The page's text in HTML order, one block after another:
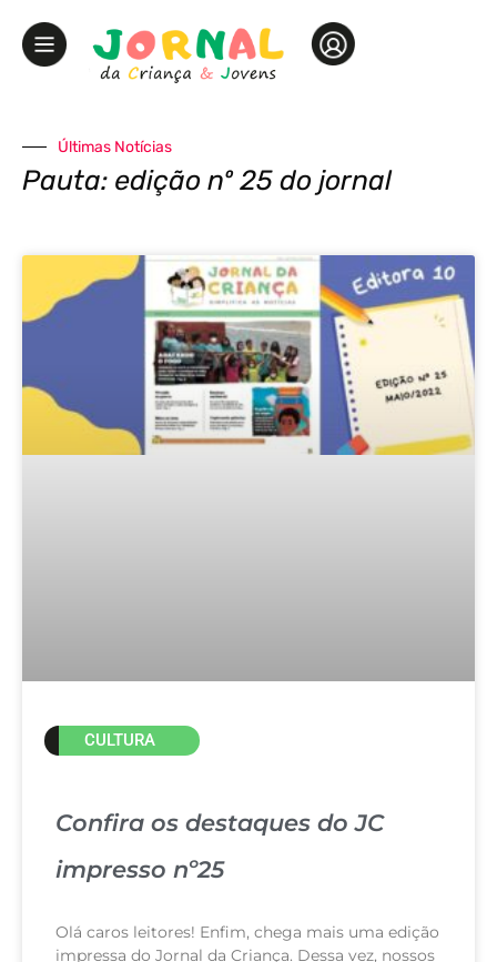
Últimas Notícias
Pauta: edição nº 25 do jornal
CULTURA
Confira os destaques do JC
impresso nº25
Olá caros leitores! Enfim, chega mais uma edição
impressa do Jornal da Criança. Dessa vez, nossos